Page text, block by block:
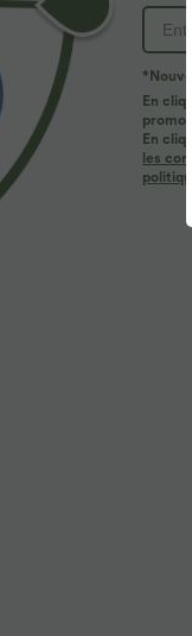
En
En
les